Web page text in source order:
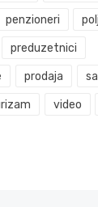
penzioneri
preduzetnici
prodaja
video